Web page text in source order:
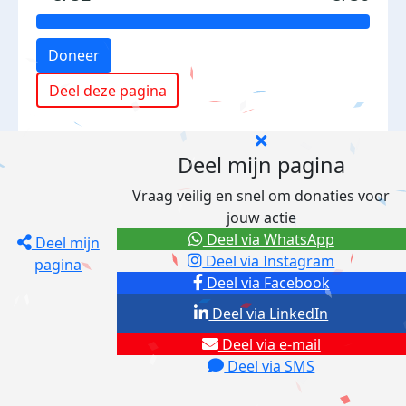
Doneer
Deel deze pagina
Deel mijn
pagina
Deel mijn pagina
Vraag veilig en snel om donaties voor
jouw actie
Deel via Facebook
Deel via Instagram
Deel via e-mail
Deel via SMS
Deel via LinkedIn
Deel via WhatsApp